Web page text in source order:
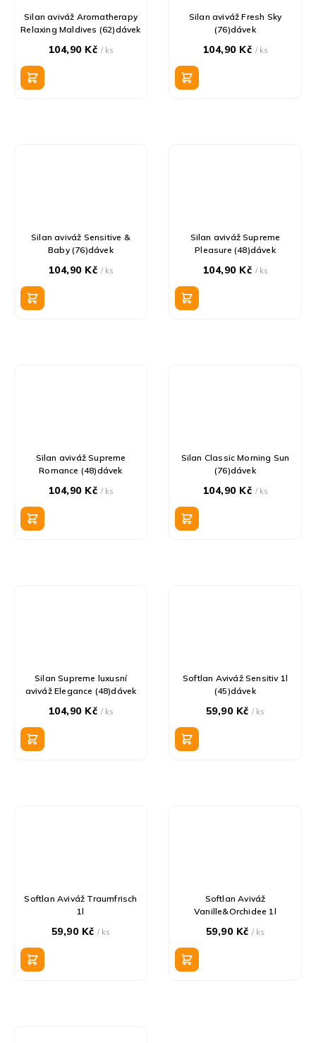
Silan aviváž Aromatherapy
Relaxing Maldives (62)dávek
104,90 Kč / ks
Silan aviváž Fresh Sky
(76)dávek
104,90 Kč / ks
Silan aviváž Sensitive &
Baby (76)dávek
104,90 Kč / ks
Silan aviváž Supreme
Pleasure (48)dávek
104,90 Kč / ks
Silan aviváž Supreme
Romance (48)dávek
104,90 Kč / ks
Silan Classic Morning Sun
(76)dávek
104,90 Kč / ks
Silan Supreme luxusní
aviváž Elegance (48)dávek
104,90 Kč / ks
Softlan Aviváž Sensitiv 1l
(45)dávek
59,90 Kč/ ks
Softlan Aviváž Traumfrisch
1l
59,90 Kč/ ks
Softlan Aviváž
Vanille&Orchidee 1l
59,90 Kč/ ks